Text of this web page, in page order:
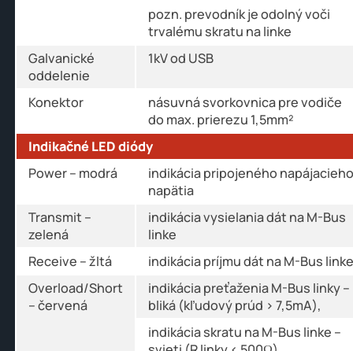
pozn. prevodník je odolný voči
trvalému skratu na linke
Galvanické
oddelenie
1kV od USB
Konektor
násuvná svorkovnica pre vodiče
do max. prierezu 1,5mm²
Indikačné LED diódy
Power – modrá
indikácia pripojeného napájacieho
napätia
Transmit –
zelená
indikácia vysielania dát na M-Bus
linke
Receive – žltá
indikácia príjmu dát na M-Bus linke
Overload/Short
– červená
indikácia preťaženia M-Bus linky –
bliká (kľudový prúd > 7,5mA),
indikácia skratu na M-Bus linke –